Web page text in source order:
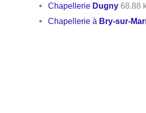
Chapellerie Dugny 68.88
Chapellerie à Bry-sur-